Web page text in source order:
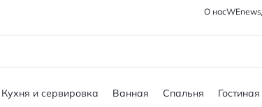
О насWEnews
Кухня и сервировка Ванная Спальня Гостиная